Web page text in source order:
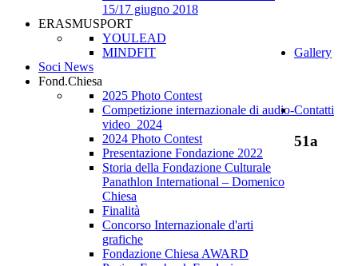
15/17 giugno 2018
ERASMUSPORT
YOULEAD
MINDFIT
Gallery
Soci News
Fond.Chiesa
2025 Photo Contest
Competizione internazionale di audio-
video_2024
2024 Photo Contest
Presentazione Fondazione 2022
Storia della Fondazione Culturale
Panathlon International – Domenico
Chiesa
Finalità
Concorso Internazionale d'arti
grafiche
Fondazione Chiesa AWARD
Contatti
51a